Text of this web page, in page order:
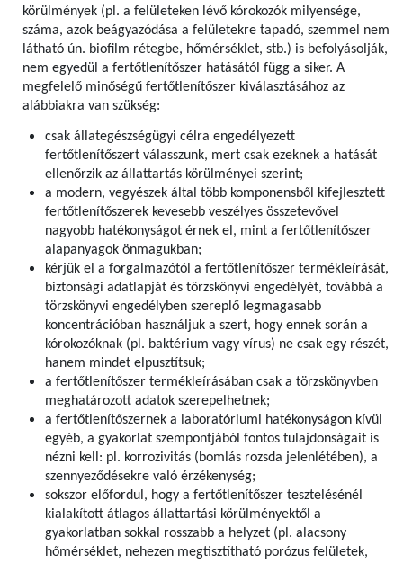
körülmények (pl. a felületeken lévő kórokozók milyensége,
száma, azok beágyazódása a felületekre tapadó, szemmel nem
látható ún. biofilm rétegbe, hőmérséklet, stb.) is befolyásolják,
nem egyedül a fertőtlenítőszer hatásától függ a siker. A
megfelelő minőségű fertőtlenítőszer kiválasztásához az
alábbiakra van szükség:
csak állategészségügyi célra engedélyezett
fertőtlenítőszert válasszunk, mert csak ezeknek a hatását
ellenőrzik az állattartás körülményei szerint;
a modern, vegyészek által több komponensből kifejlesztett
fertőtlenítőszerek kevesebb veszélyes összetevővel
nagyobb hatékonyságot érnek el, mint a fertőtlenítőszer
alapanyagok önmagukban;
kérjük el a forgalmazótól a fertőtlenítőszer termékleírását,
biztonsági adatlapját és törzskönyvi engedélyét, továbbá a
törzskönyvi engedélyben szereplő legmagasabb
koncentrációban használjuk a szert, hogy ennek során a
kórokozóknak (pl. baktérium vagy vírus) ne csak egy részét,
hanem mindet elpusztítsuk;
a fertőtlenítőszer termékleírásában csak a törzskönyvben
meghatározott adatok szerepelhetnek;
a fertőtlenítőszernek a laboratóriumi hatékonyságon kívül
egyéb, a gyakorlat szempontjából fontos tulajdonságait is
nézni kell: pl. korrozivitás (bomlás rozsda jelenlétében), a
szennyeződésekre való érzékenység;
sokszor előfordul, hogy a fertőtlenítőszer tesztelésénél
kialakított átlagos állattartási körülményektől a
gyakorlatban sokkal rosszabb a helyzet (pl. alacsony
hőmérséklet, nehezen megtisztítható porózus felületek,